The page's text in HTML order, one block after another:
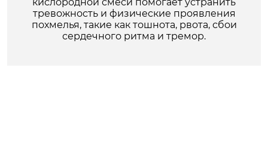
тревожность и физические проявления
похмелья, такие как тошнота, рвота, сбои
сердечного ритма и тремор.